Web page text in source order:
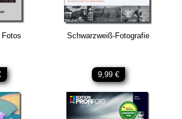
Fotos Schwarzweiß-Fotografie
9,99 €